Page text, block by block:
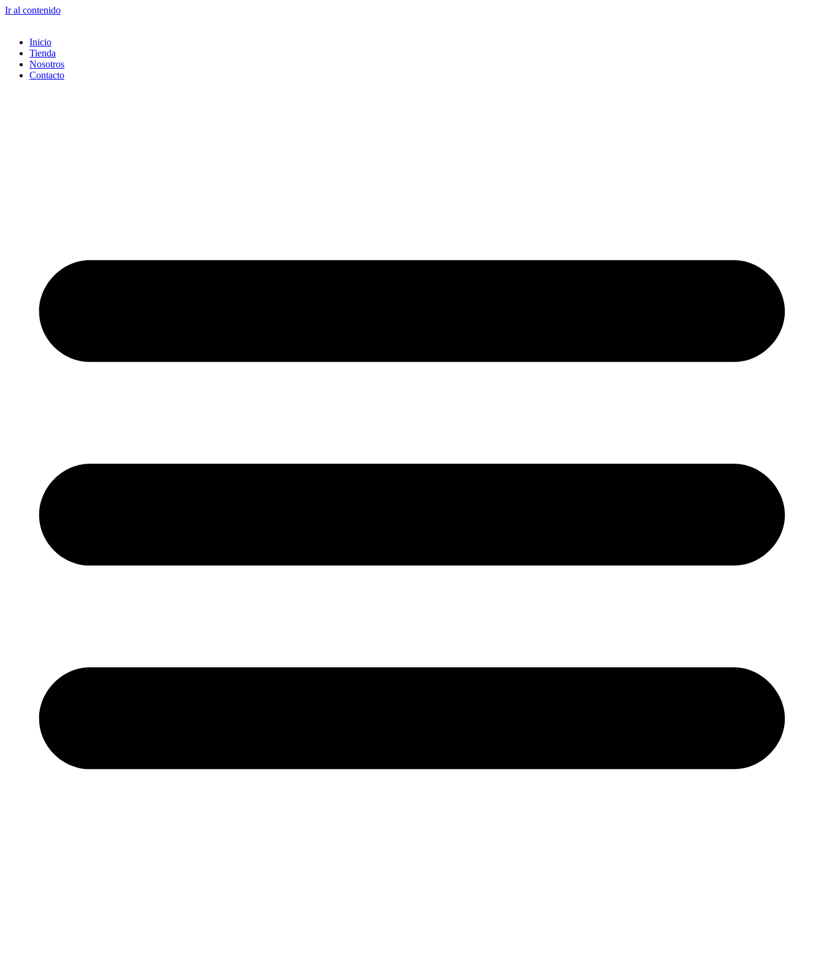
Ir al contenido
Inicio
Tienda
Nosotros
Contacto